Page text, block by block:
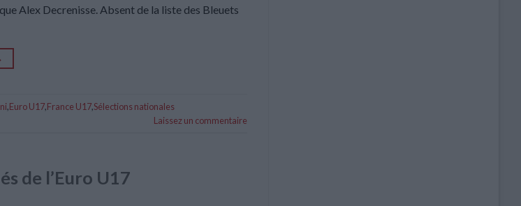
Alex Decrenisse. Absent de la liste des Bleuets
,Euro U17,France U17,Sélections nationales
Laissez un commentaire
de l’Euro U17